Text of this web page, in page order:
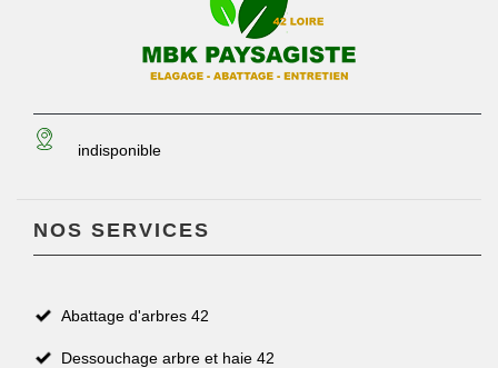
indisponible
NOS SERVICES
Abattage d'arbres 42
Dessouchage arbre et haie 42